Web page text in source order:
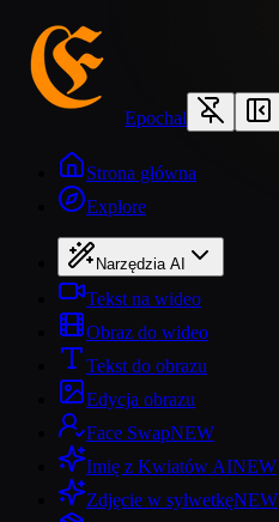
Epochal
Strona główna
Explore
Narzędzia AI
Tekst na wideo
Obraz do wideo
Tekst do obrazu
Edycja obrazu
Face SwapNEW
Imię z Kwiatów AINEW
Zdjęcie w sylwetkęNEW